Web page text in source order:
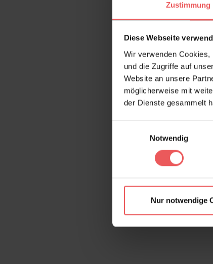
Zustimmung
Diese Webseite
Wir verwenden
und die Zugriffe auf
Website an unsere
möglicherweise mit
der Dienste gesammelt
Notwendig
Nur notwendige
Produktgalerie überspringen